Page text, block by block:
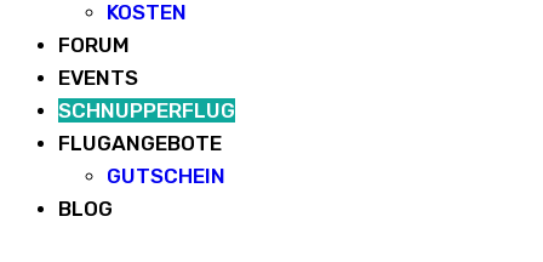
KOSTEN
FORUM
EVENTS
SCHNUPPERFLUG
FLUGANGEBOTE
GUTSCHEIN
BLOG